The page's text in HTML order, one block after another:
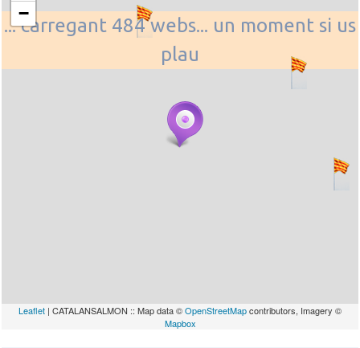
... carregant 484 webs... un moment si us
plau
−
Leaflet | CATALANSALMON :: Map data ©OpenStreetMapcontributors, Imagery ©
Mapbox